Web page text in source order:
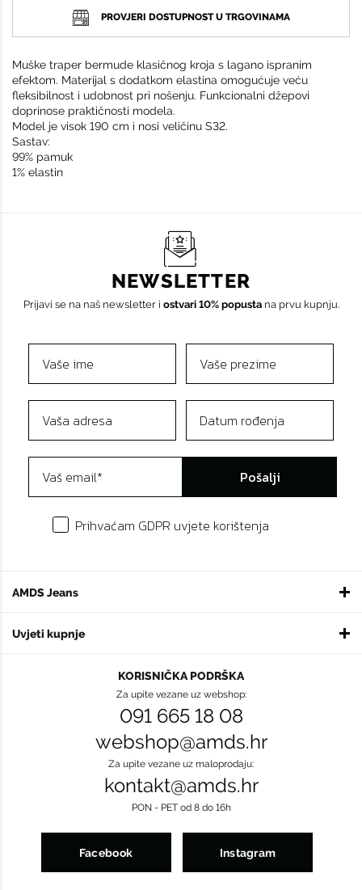
PROVJERI DOSTUPNOST U TRGOVINAMA
Muške traper bermude klasičnog kroja s lagano ispranim
efektom. Materijal s dodatkom elastina omogućuje veću
fleksibilnost i udobnost pri nošenju. Funkcionalni džepovi
doprinose praktičnosti modela.
Model je visok 190 cm i nosi veličinu S32.
Sastav:
99% pamuk
1% elastin
AMDS Jeans
Uvjeti kupnje
NEWSLETTER
Prijavi se na naš newsletter i ostvari 10% popustana prvu kupnju.
Pošalji
Prihvaćam GDPR uvjete korištenja
KORISNIČKA PODRŠKA
Za upite vezane uz webshop:
091 665 18 08
webshop@amds.hr
Za upite vezane uz maloprodaju:
kontakt@amds.hr
PON - PET od 8 do 16h
Facebook Instagram